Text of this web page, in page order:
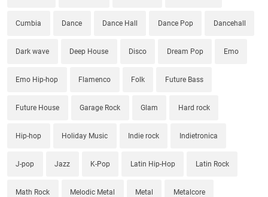
Cumbia Dance Dance Hall Dance Pop Dancehall
Dark wave Deep House Disco Dream Pop Emo
Emo Hip-hop Flamenco Folk Future Bass
Future House Garage Rock Glam Hard rock
Hip-hop Holiday Music Indie rock Indietronica
J-pop Jazz K-Pop Latin Hip-Hop Latin Rock
Math Rock Melodic Metal Metal Metalcore